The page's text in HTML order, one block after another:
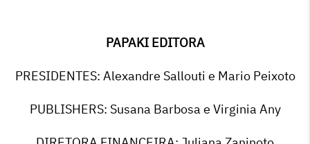
PAPAKI EDITORA
PRESIDENTES: Alexandre Sallouti e Mario Peixoto
PUBLISHERS: Susana Barbosa e Virginia Any